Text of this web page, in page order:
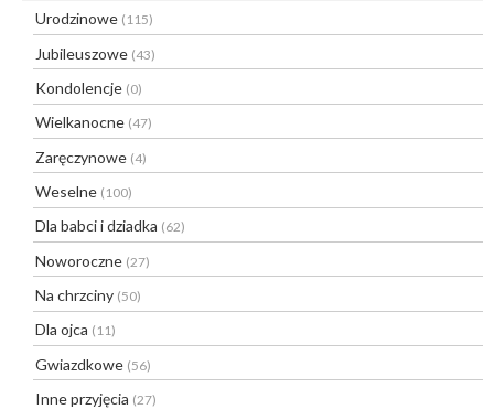
Urodzinowe (115)
Jubileuszowe (43)
Kondolencje (0)
Wielkanocne (47)
Zaręczynowe (4)
Weselne (100)
Dla babci i dziadka (62)
Noworoczne (27)
Na chrzciny (50)
Dla ojca (11)
Gwiazdkowe (56)
Inne przyjęcia (27)